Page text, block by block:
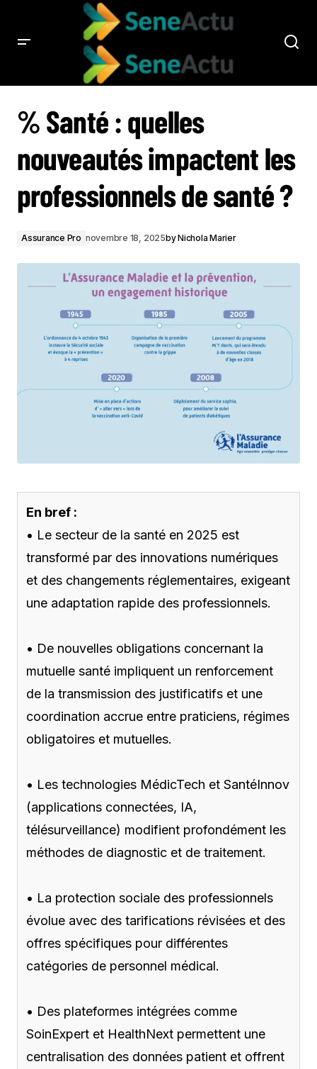
% Santé : quelles
nouveautés impactent les
professionnels de santé ?
Assurance Pro novembre 18, 2025byNichola Marier
En bref :
• Le secteur de la santé en 2025 est
transformé par des innovations numériques
et des changements réglementaires, exigeant
une adaptation rapide des professionnels.
• De nouvelles obligations concernant la
mutuelle santé impliquent un renforcement
de la transmission des justificatifs et une
coordination accrue entre praticiens, régimes
obligatoires et mutuelles.
• Les technologies MédicTech et SantéInnov
(applications connectées, IA,
télésurveillance) modifient profondément les
méthodes de diagnostic et de traitement.
• La protection sociale des professionnels
évolue avec des tarifications révisées et des
offres spécifiques pour différentes
catégories de personnel médical.
• Des plateformes intégrées comme
SoinExpert et HealthNext permettent une
centralisation des données patient et offrent